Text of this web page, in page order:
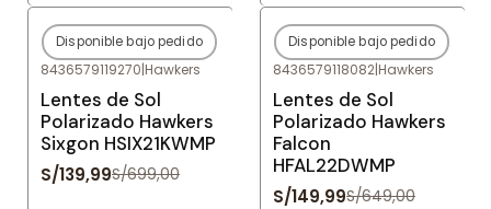
-80%OFF
Agotado
Disponible bajo pedido
8436579119270|Hawkers
Lentes de Sol
Polarizado Hawkers
Sixgon HSIX21KWMP
S/139,99S/699,00
-77%OFF
Agotado
Disponible bajo pedido
8436579118082|Hawkers
Lentes de Sol
Polarizado Hawkers
Falcon
HFAL22DWMP
S/149,99S/649,00